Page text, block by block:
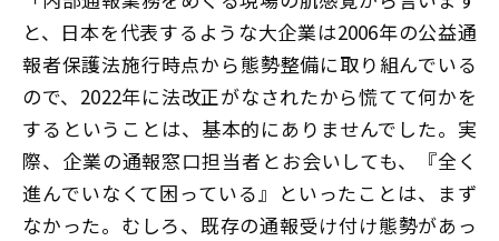
と、日本を代表するような大企業は2006年の公益通
報者保護法施行時点から態勢整備に取り組んでいる
ので、2022年に法改正がなされたから慌てて何かを
するということは、基本的にありませんでした。実
際、企業の通報窓口担当者とお会いしても、『全く
進んでいなくて困っている』といったことは、まず
なかった。むしろ、既存の通報受け付け態勢があっ